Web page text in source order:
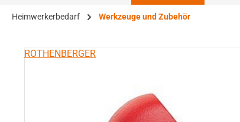
Heimwerkerbedarf Werkzeuge und Zubehör
ROTHENBERGER
Bildergalerie überspringen